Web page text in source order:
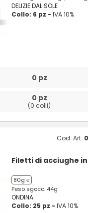
DELIZIE DAL SOLE
Collo: 6 pz -IVA 10%
0 pz
0 pz
(0 colli)
Cod. Art.
Filetti di acciughe
80g ℮
Peso sgocc. 44g
ONDINA
Collo: 25 pz -IVA 10%